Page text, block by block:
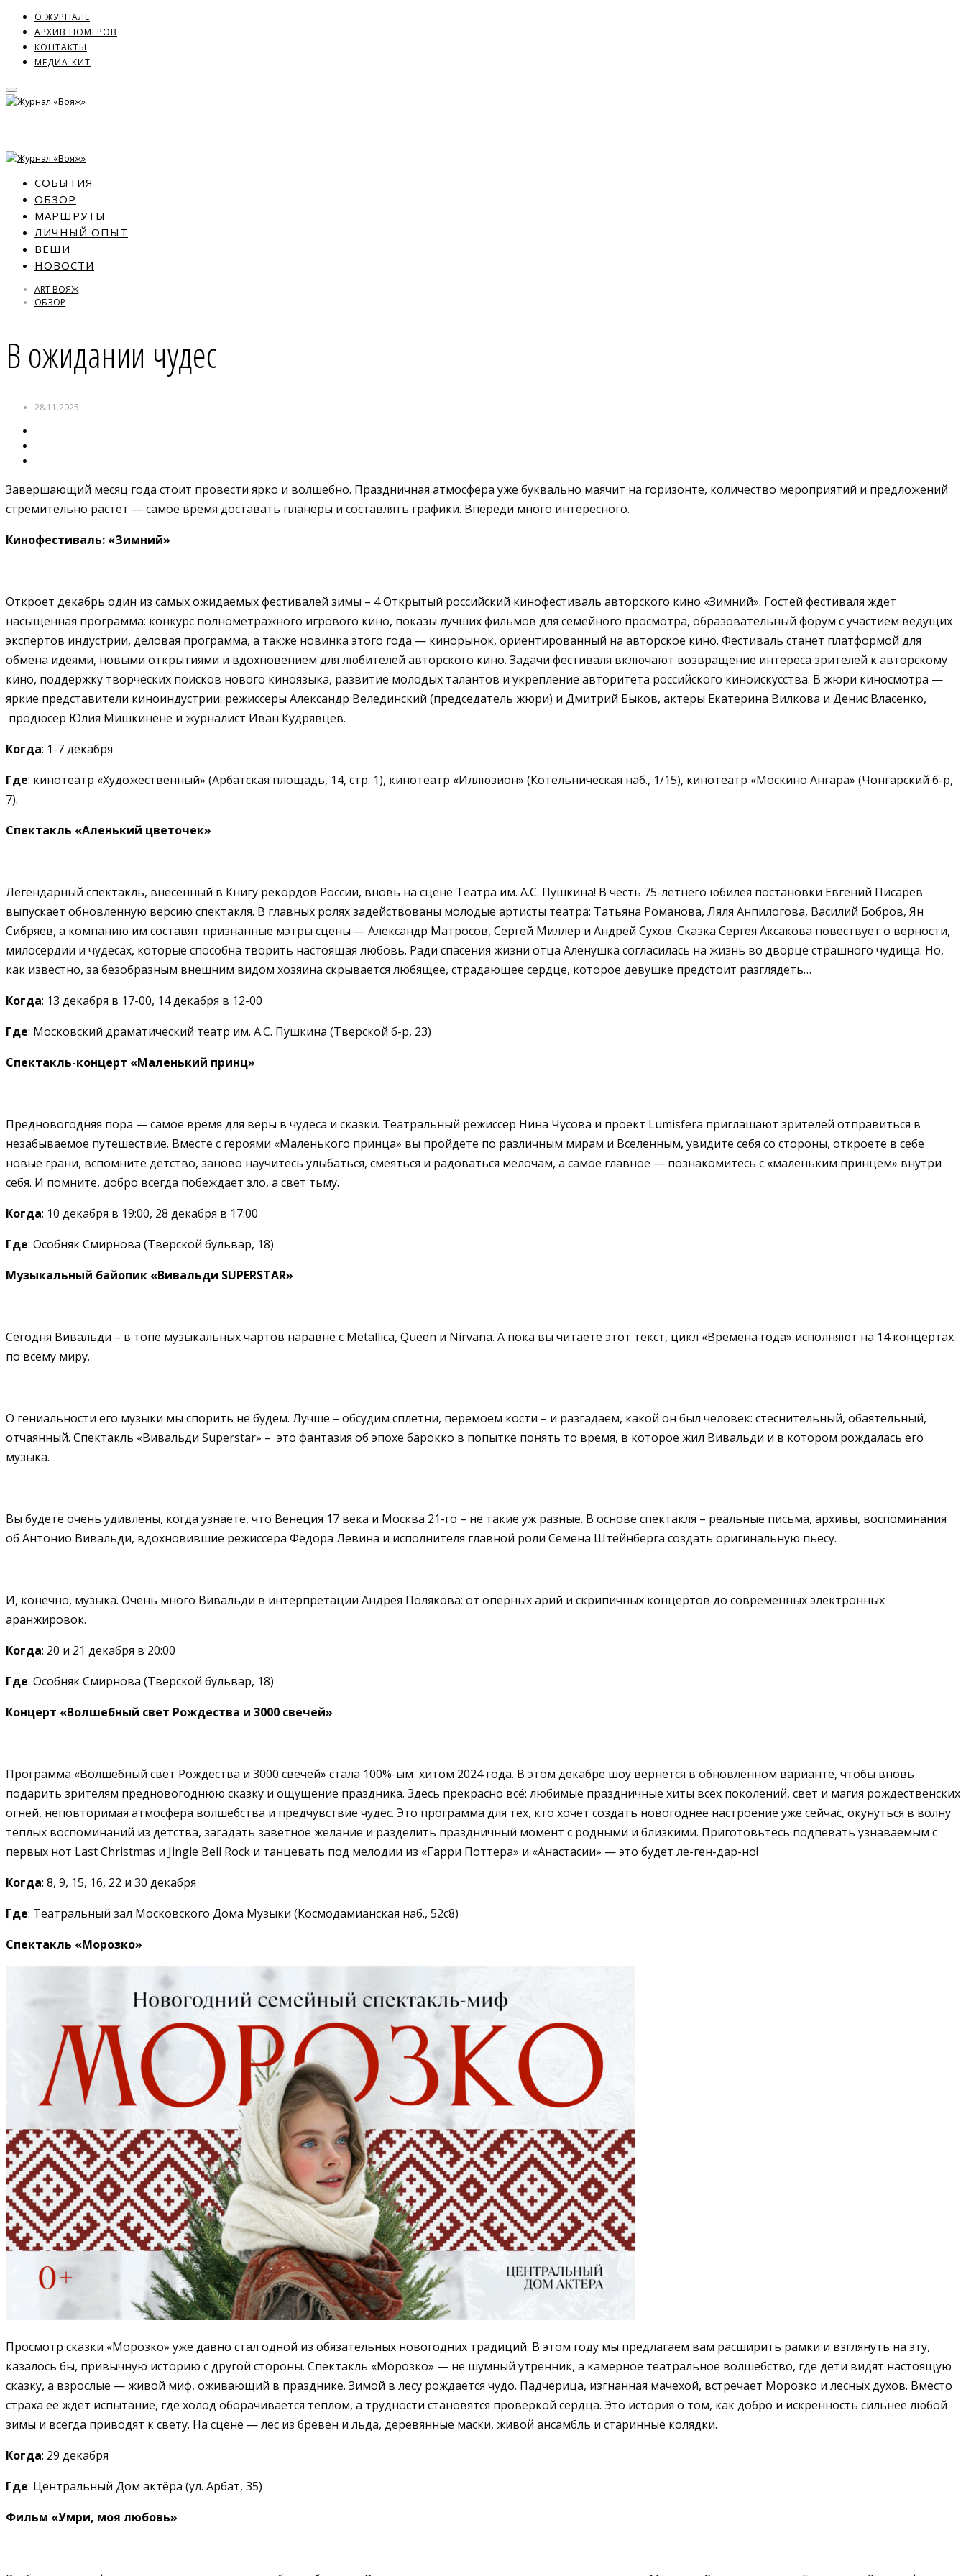
О ЖУРНАЛЕ
АРХИВ НОМЕРОВ
КОНТАКТЫ
МЕДИА-КИТ
СОБЫТИЯ
ОБЗОР
МАРШРУТЫ
ЛИЧНЫЙ ОПЫТ
ВЕЩИ
НОВОСТИ
ART ВОЯЖ
ОБЗОР
В ожидании чудес
28.11.2025
Завершающий месяц года стоит провести ярко и волшебно. Праздничная атмосфера уже буквально маячит на горизонте, количество мероприятий и предложений
стремительно растет — самое время доставать планеры и составлять графики. Впереди много интересного.
Кинофестиваль: «Зимний»
Откроет декабрь один из самых ожидаемых фестивалей зимы – 4 Открытый российский кинофестиваль авторского кино «Зимний». Гостей фестиваля ждет
насыщенная программа: конкурс полнометражного игрового кино, показы лучших фильмов для семейного просмотра, образовательный форум с участием ведущих
экспертов индустрии, деловая программа, а также новинка этого года — кинорынок, ориентированный на авторское кино. Фестиваль станет платформой для
обмена идеями, новыми открытиями и вдохновением для любителей авторского кино. Задачи фестиваля включают возвращение интереса зрителей к авторскому
кино, поддержку творческих поисков нового киноязыка, развитие молодых талантов и укрепление авторитета российского киноискусства. В жюри киносмотра —
яркие представители киноиндустрии: режиссеры Александр Велединский (председатель жюри) и Дмитрий Быков, актеры Екатерина Вилкова и Денис Власенко,
продюсер Юлия Мишкинене и журналист Иван Кудрявцев.
Когда: 1-7 декабря
Где: кинотеатр «Художественный» (Арбатская площадь, 14, стр. 1), кинотеатр «Иллюзион» (Котельническая наб., 1/15), кинотеатр «Москино Ангара» (Чонгарский б-р,
7).
Спектакль «Аленький цветочек»
Легендарный спектакль, внесенный в Книгу рекордов России, вновь на сцене Театра им. А.С. Пушкина! В честь 75-летнего юбилея постановки Евгений Писарев
выпускает обновленную версию спектакля. В главных ролях задействованы молодые артисты театра: Татьяна Романова, Ляля Анпилогова, Василий Бобров, Ян
Сибряев, а компанию им составят признанные мэтры сцены — Александр Матросов, Сергей Миллер и Андрей Сухов. Сказка Сергея Аксакова повествует о верности,
милосердии и чудесах, которые способна творить настоящая любовь. Ради спасения жизни отца Аленушка согласилась на жизнь во дворце страшного чудища. Но,
как известно, за безобразным внешним видом хозяина скрывается любящее, страдающее сердце, которое девушке предстоит разглядеть…
Когда: 13 декабря в 17-00, 14 декабря в 12-00
Где: Московский драматический театр им. А.С. Пушкина (Тверской б-р, 23)
Спектакль-концерт «Маленький принц»
Предновогодняя пора — самое время для веры в чудеса и сказки. Театральный режиссер Нина Чусова и проект Lumisfera приглашают зрителей отправиться в
незабываемое путешествие. Вместе с героями «Маленького принца» вы пройдете по различным мирам и Вселенным, увидите себя со стороны, откроете в себе
новые грани, вспомните детство, заново научитесь улыбаться, смеяться и радоваться мелочам, а самое главное — познакомитесь с «маленьким принцем» внутри
себя. И помните, добро всегда побеждает зло, а свет тьму.
Когда: 10 декабря в 19:00, 28 декабря в 17:00
Где: Особняк Смирнова (Тверской бульвар, 18)
Музыкальный байопик «Вивальди SUPERSTAR»
Сегодня Вивальди – в топе музыкальных чартов наравне с Metallica, Queen и Nirvana. А пока вы читаете этот текст, цикл «Времена года» исполняют на 14 концертах
по всему миру.
О гениальности его музыки мы спорить не будем. Лучше – обсудим сплетни, перемоем кости – и разгадаем, какой он был человек: стеснительный, обаятельный,
отчаянный. Спектакль «Вивальди Superstar» – это фантазия об эпохе барокко в попытке понять то время, в которое жил Вивальди и в котором рождалась его
музыка.
Вы будете очень удивлены, когда узнаете, что Венеция 17 века и Москва 21-го – не такие уж разные. В основе спектакля – реальные письма, архивы, воспоминания
об Антонио Вивальди, вдохновившие режиссера Федора Левина и исполнителя главной роли Семена Штейнберга создать оригинальную пьесу.
И, конечно, музыка. Очень много Вивальди в интерпретации Андрея Полякова: от оперных арий и скрипичных концертов до современных электронных
аранжировок.
Когда: 20 и 21 декабря в 20:00
Где: Особняк Смирнова (Тверской бульвар, 18)
Концерт «Волшебный свет Рождества и 3000 свечей»
Программа «Волшебный свет Рождества и 3000 свечей» стала 100%-ым хитом 2024 года. В этом декабре шоу вернется в обновленном варианте, чтобы вновь
подарить зрителям предновогоднюю сказку и ощущение праздника. Здесь прекрасно всё: любимые праздничные хиты всех поколений, свет и магия рождественских
огней, неповторимая атмосфера волшебства и предчувствие чудес. Это программа для тех, кто хочет создать новогоднее настроение уже сейчас, окунуться в волну
теплых воспоминаний из детства, загадать заветное желание и разделить праздничный момент с родными и близкими. Приготовьтесь подпевать узнаваемым с
первых нот Last Christmas и Jingle Bell Rock и танцевать под мелодии из «Гарри Поттера» и «Анастасии» — это будет ле-ген-дар-но!
Когда: 8, 9, 15, 16, 22 и 30 декабря
Где: Театральный зал Московского Дома Музыки (Космодамианская наб., 52с8)
Спектакль «Морозко»
Просмотр сказки «Морозко» уже давно стал одной из обязательных новогодних традиций. В этом году мы предлагаем вам расширить рамки и взглянуть на эту,
казалось бы, привычную историю с другой стороны. Спектакль «Морозко» — не шумный утренник, а камерное театральное волшебство, где дети видят настоящую
сказку, а взрослые — живой миф, оживающий в празднике. Зимой в лесу рождается чудо. Падчерица, изгнанная мачехой, встречает Морозко и лесных духов. Вместо
страха её ждёт испытание, где холод оборачивается теплом, а трудности становятся проверкой сердца. Это история о том, как добро и искренность сильнее любой
зимы и всегда приводят к свету. На сцене — лес из бревен и льда, деревянные маски, живой ансамбль и старинные колядки.
Когда: 29 декабря
Где: Центральный Дом актёра (ул. Арбат, 35)
Фильм «Умри, моя любовь»